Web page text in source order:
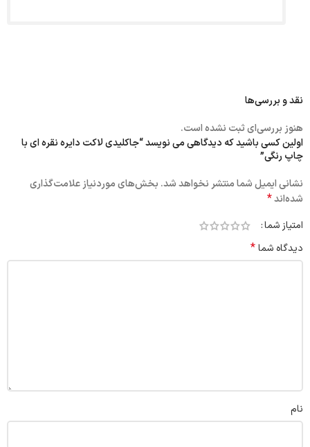
نقد و بررسی‌ها
هنوز بررسی‌ای ثبت نشده است.
اولین کسی باشید که دیدگاهی می نویسد “جاکلیدی لاکت دایره نقره ای با
چاپ رنگی”
نشانی ایمیل شما منتشر نخواهد شد. بخش‌های موردنیاز علامت‌گذاری
شده‌اند*
امتیاز شما
دیدگاه شما*
نام